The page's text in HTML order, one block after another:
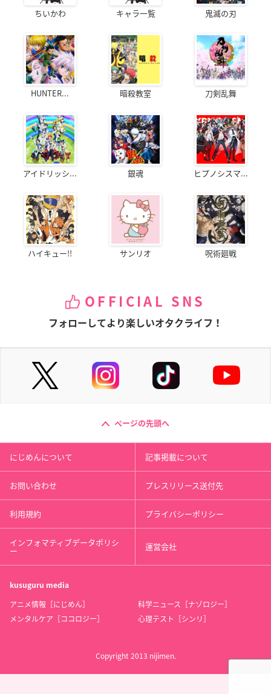
ちいかわ キャラ一覧 鬼滅の刃
HUNTER... 暗殺教室 刀剣乱舞
アイドリッシ... 銀魂 ヒプノシスマ...
ハイキュー!! サンリオ 呪術廻戦
OFFICIAL SNS
フォローしてより楽しいオタクライフ！
ページの先頭へ
にじめんについて 記事掲載について
お問い合わせ プレスリリース送付先
利用規約 プライバシーポリシー
インフォマティブデータポリシ
ー 運営会社
kusuguru media
アニメ情報［にじめん］
科学ニュース［ナゾロジー］
メンタルケア［ココロジー］
心理テスト［シンリ］
Copyright 2013 nijimen.